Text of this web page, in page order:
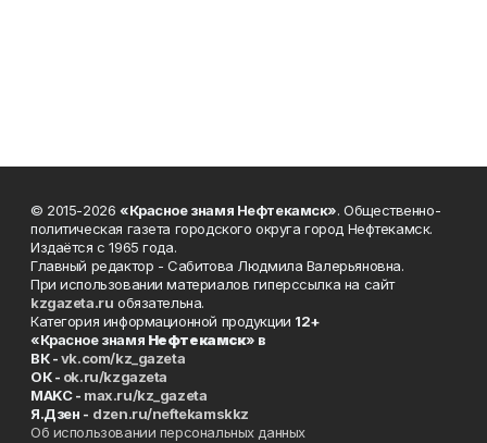
© 2015-2026 «Красное знамя Нефтекамск». Общественно-
политическая газета городского округа город Нефтекамск.
Издаётся с 1965 года.
Главный редактор - Сабитова Людмила Валерьяновна.
При использовании материалов гиперссылка на сайт
kzgazeta.ru обязательна.
Категория информационной продукции 12+
«Красное знамя Нефтекамск» в
ВК -vk.com/kz_gazeta
ОК - ok.ru/kzgazeta
MAKC - max.ru/kz_gazeta
Я.Дзен - dzen.ru/neftekamskkz
Об использовании персональных данных